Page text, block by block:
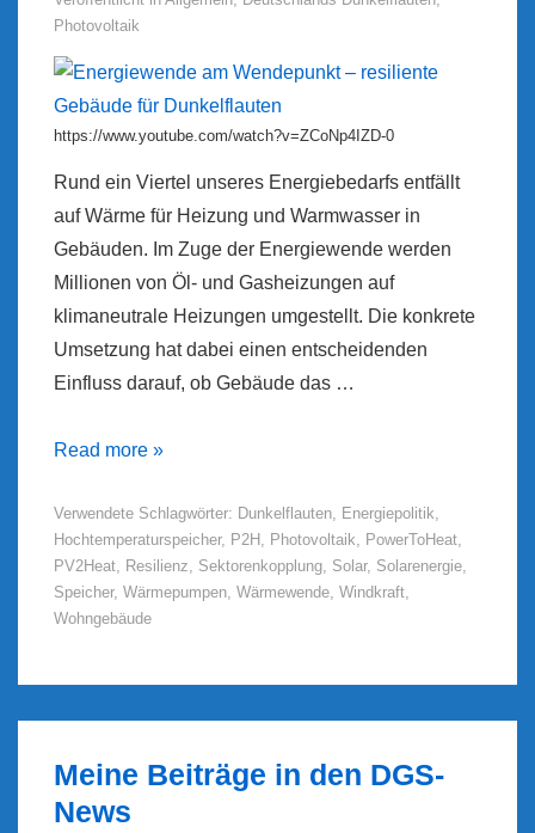
Photovoltaik
https://www.youtube.com/watch?v=ZCoNp4IZD-0
Rund ein Viertel unseres Energiebedarfs entfällt
auf Wärme für Heizung und Warmwasser in
Gebäuden. Im Zuge der Energiewende werden
Millionen von Öl- und Gasheizungen auf
klimaneutrale Heizungen umgestellt. Die konkrete
Umsetzung hat dabei einen entscheidenden
Einfluss darauf, ob Gebäude das …
Energiewende
Wendepunkt
–
resiliente
Gebäude
Dunkelflauten
Read more »
Verwendete Schlagwörter: Dunkelflauten, Energiepolitik,
Hochtemperaturspeicher, P2H , Photovoltaik, PowerToHeat,
PV2Heat, Resilienz, Sektorenkopplung, Solar, Solarenergie,
Speicher, Wärmepumpen, Wärmewende, Windkraft,
Wohngebäude
Meine Beiträge in den DGS-
News